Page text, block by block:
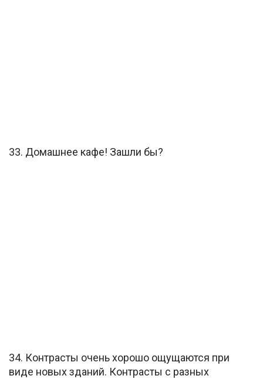
33. Домашнее кафе! Зашли бы?
34. Контрасты очень хорошо ощущаются при
виде новых зданий. Контрасты с разных